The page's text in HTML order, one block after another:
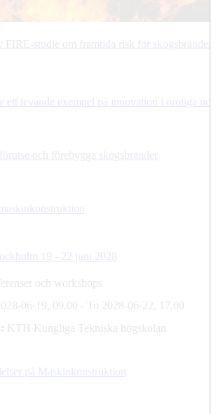
FIRE-studie om framtida risk för skogsbränder
ett levande exempel på innovation i oroliga
och förebygga skogsbränder
19 - 22 juni 2028
och workshops
06-19, 09.00 - To 2028-06-22,
17.00
KTH Kungliga Tekniska högskolan
på Maskinkonstruktion